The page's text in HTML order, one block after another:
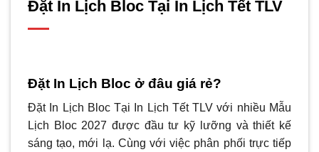
Đặt In Lịch Bloc Tại In Lịch Tết TLV
Đặt In Lịch Bloc ở đâu giá rẻ?
Đặt In Lịch Bloc Tại In Lịch Tết TLV với nhiều Mẫu
Lịch Bloc 2027 được đầu tư kỹ lưỡng và thiết kế
sáng tạo, mới lạ. Cùng với việc phân phối trực tiếp